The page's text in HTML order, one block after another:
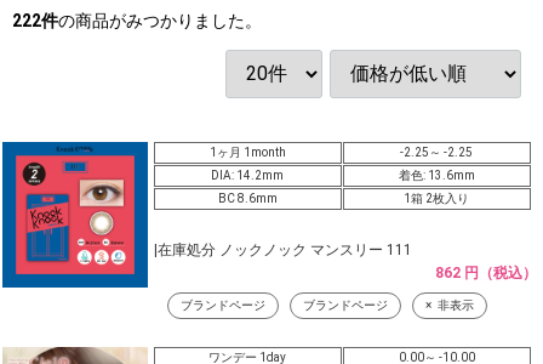
222件の商品がみつかりました。
1ヶ月 1month
-2.25～ -2.25
DIA: 14.2mm
着色: 13.6mm
BC 8.6mm
1箱 2枚入り
|在庫処分 ノックノック マンスリー 111
862 円（税込）
ブランドページ ブランドページ 非表示
ワンデー 1day
0.00～ -10.00